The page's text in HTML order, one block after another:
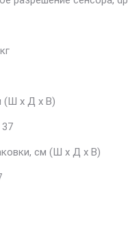
(Ш х Д х В)
37
см (Ш х Д х В)